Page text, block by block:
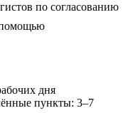
по согласованию
дня
пункты: 3–7